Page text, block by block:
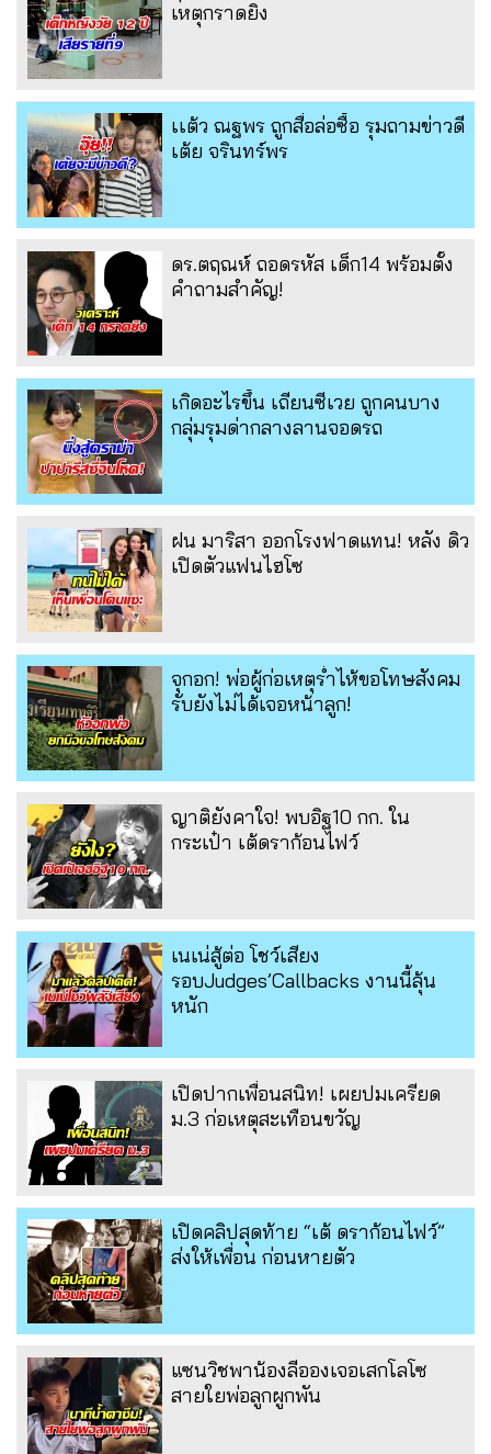
เหตุกราดยิง
เเต้ว ณฐพร ถูกสื่อล่อซื้อ รุมถามข่าวดี
เต้ย จรินทร์พร
ดร.ตฤณห์ ถอดรหัส เด็ก14 พร้อมตั้ง
คำถามสำคัญ!
เกิดอะไรขึ้น เถียนซีเวย ถูกคนบาง
กลุ่มรุมด่ากลางลานจอดรถ
ฝน มาริสา ออกโรงฟาดแทน! หลัง ดิว
เปิดตัวแฟนไฮโซ
จุกอก! พ่อผู้ก่อเหตุร่ำไห้ขอโทษสังคม
รับยังไม่ได้เจอหน้าลูก!
ญาติยังคาใจ! พบอิฐ10 กก. ใน
กระเป๋า เต้ดราก้อนไฟว์
เนเน่สู้ต่อ โชว์เสียง
รอบJudges’Callbacks งานนี้ลุ้น
หนัก
เปิดปากเพื่อนสนิท! เผยปมเครียด
ม.3 ก่อเหตุสะเทือนขวัญ
เปิดคลิปสุดท้าย “เต้ ดราก้อนไฟว์”
ส่งให้เพื่อน ก่อนหายตัว
แซนวิชพาน้องลีอองเจอเสกโลโซ
สายใยพ่อลูกผูกพัน